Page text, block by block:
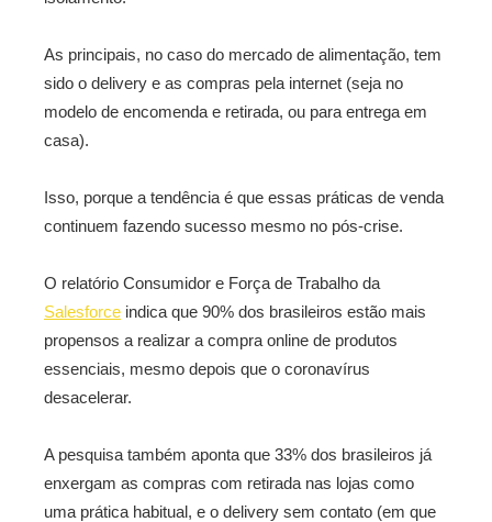
As principais, no caso do mercado de alimentação, tem
sido o delivery e as compras pela internet (seja no
modelo de encomenda e retirada, ou para entrega em
casa).
Isso, porque a tendência é que essas práticas de venda
continuem fazendo sucesso mesmo no pós-crise.
O relatório Consumidor e Força de Trabalho da
Salesforce indica que 90% dos brasileiros estão mais
propensos a realizar a compra online de produtos
essenciais, mesmo depois que o coronavírus
desacelerar.
A pesquisa também aponta que 33% dos brasileiros já
enxergam as compras com retirada nas lojas como
uma prática habitual, e o delivery sem contato (em que